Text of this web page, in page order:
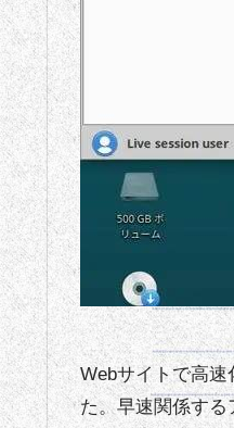
Webサイトで高
た。早速関係す